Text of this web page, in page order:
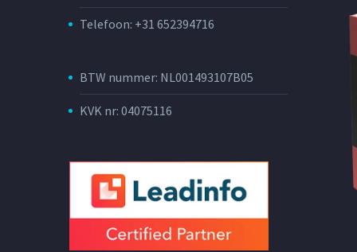
Telefoon: +31 652394716
BTW nummer: NL001493107B05
KVK nr: 04075116